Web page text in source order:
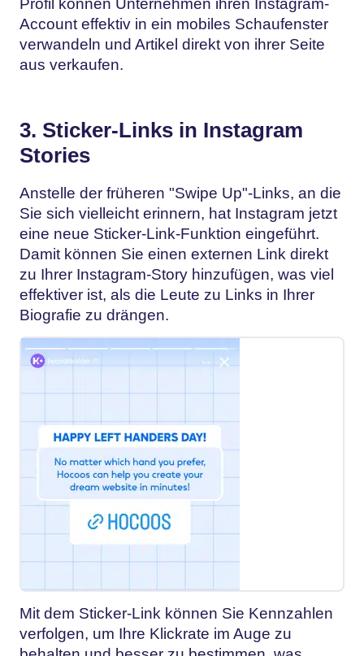
Profil können Unternehmen ihren Instagram-
Account effektiv in ein mobiles Schaufenster
verwandeln und Artikel direkt von ihrer Seite
aus verkaufen.
3. Sticker-Links in Instagram
Stories
Anstelle der früheren "Swipe Up"-Links, an die
Sie sich vielleicht erinnern, hat Instagram jetzt
eine neue Sticker-Link-Funktion eingeführt.
Damit können Sie einen externen Link direkt
zu Ihrer Instagram-Story hinzufügen, was viel
effektiver ist, als die Leute zu Links in Ihrer
Biografie zu drängen.
Mit dem Sticker-Link können Sie Kennzahlen
verfolgen, um Ihre Klickrate im Auge zu